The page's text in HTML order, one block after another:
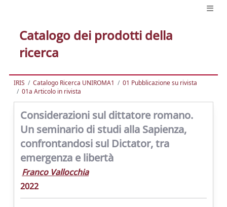
Catalogo dei prodotti della
ricerca
IRIS Catalogo Ricerca UNIROMA1
01 Pubblicazione su rivista
01a Articolo in rivista
Considerazioni sul dittatore romano.
Un seminario di studi alla Sapienza,
confrontandosi sul Dictator, tra
emergenza e libertà
Franco Vallocchia
2022